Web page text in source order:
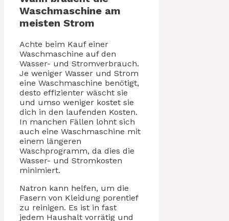
Waschmaschine am
meisten Strom
Achte beim Kauf einer
Waschmaschine auf den
Wasser- und Stromverbrauch.
Je weniger Wasser und Strom
eine Waschmaschine benötigt,
desto effizienter wäscht sie
und umso weniger kostet sie
dich in den laufenden Kosten.
In manchen Fällen lohnt sich
auch eine Waschmaschine mit
einem längeren
Waschprogramm, da dies die
Wasser- und Stromkosten
minimiert.
Natron kann helfen, um die
Fasern von Kleidung porentief
zu reinigen. Es ist in fast
jedem Haushalt vorrätig und